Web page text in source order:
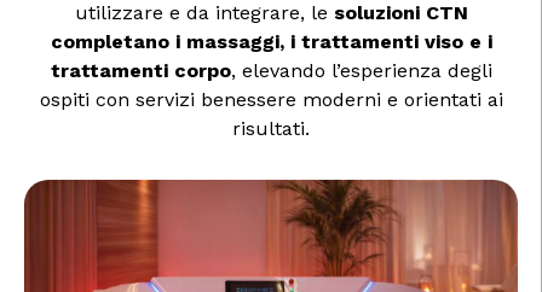
utilizzare e da integrare, le soluzioni CTN
completano i massaggi, i trattamenti viso e i
trattamenti corpo, elevando l’esperienza degli
ospiti con servizi benessere moderni e orientati ai
risultati.